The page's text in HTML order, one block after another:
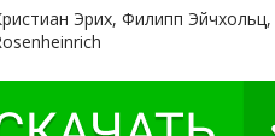
Эрих, Филипп